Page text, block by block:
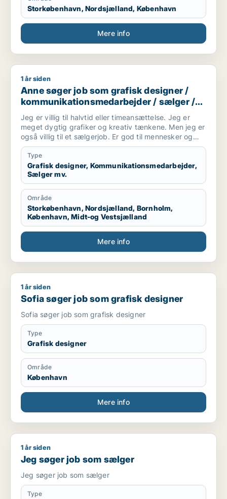
Storkøbenhavn, Nordsjælland, København
Mere info
Anne søger job som grafisk designer /
1 år siden
Anne søger job som grafisk designer /
kommunikationsmedarbejder / sælger /
kreativ medarbejder / børnepasser
Jeg er villig til halvtid eller timeansættelse. Jeg er
meget dygtig grafiker og kreativ tænkene. Men jeg er
også villig til et sælgerjob. Er god til mennesker og
folk kan lide mig. Jeg har tre børn og elsker dem. Så
tænker også evt. et job i en kreativ børnehave,
efterskole undervisning eller andet formidling vil jeg
være god til.
Type
Grafisk designer, Kommunikationsmedarbejder,
Sælger mv.
Område
Storkøbenhavn, Nordsjælland, Bornholm,
København, Midt-og Vestsjælland
Mere info
Sofia søger job som grafisk designer
1 år siden
Sofia søger job som grafisk designer
Sofia søger job som grafisk designer
Type
Grafisk designer
Område
København
Mere info
Jeg søger job som sælger
1 år siden
Jeg søger job som sælger
Jeg søger job som sælger
Type